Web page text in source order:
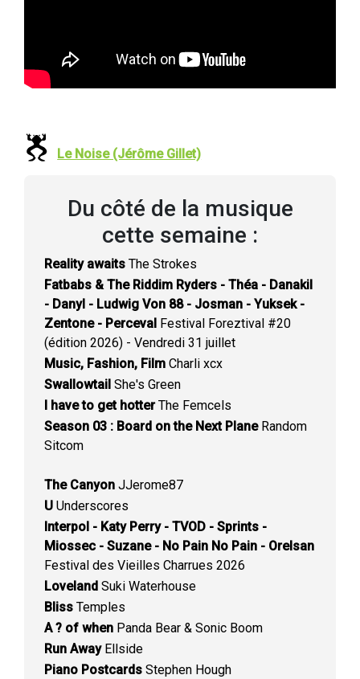
Le Noise (Jérôme Gillet)
Du côté de la musique
cette semaine :
Reality awaits The Strokes
Fatbabs & The Riddim Ryders - Théa - Danakil
- Danyl - Ludwig Von 88 - Josman - Yuksek -
Zentone - Perceval Festival Foreztival #20
(édition 2026) - Vendredi 31 juillet
Music, Fashion, Film Charli xcx
Swallowtail She's Green
I have to get hotterThe Femcels
Season 03 : Board on the Next PlaneRandom
Sitcom
The Canyon JJerome87
U Underscores
Interpol - Katy Perry - TVOD - Sprints -
Miossec - Suzane - No Pain No Pain - Orelsan
Festival des Vieilles Charrues 2026
Loveland Suki Waterhouse
Bliss Temples
A ? of when Panda Bear & Sonic Boom
Run AwayEllside
Piano Postcards Stephen Hough